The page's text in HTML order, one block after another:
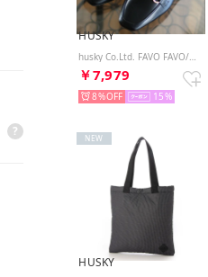
?
HUSKY
￥7,979
8% 15
HUSKY
NEW